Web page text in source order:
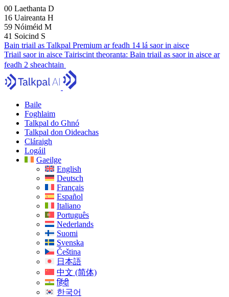
00 Laethanta D
16 Uaireanta H
59 Nóiméid M
40 Soicind S
Bain triail as Talkpal Premium ar feadh 14 lá saor in aisce
Triail saor in aisce Tairiscint theoranta: Bain triail as saor in aisce ar
feadh 2 sheachtain
Baile
Foghlaim
Talkpal do Ghnó
Talkpal don Oideachas
Cláraigh
Logáil
Gaeilge
English
Deutsch
Français
Español
Italiano
Português
Nederlands
Suomi
Svenska
Čeština
日本語
中文 (简体)
हिंदी
한국어